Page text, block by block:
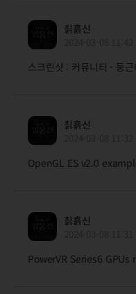
칡흙신
스크린샷 : 커뮤니티 -
칡흙신
OpenGL ES v2.0
칡흙신
PowerVR Series6